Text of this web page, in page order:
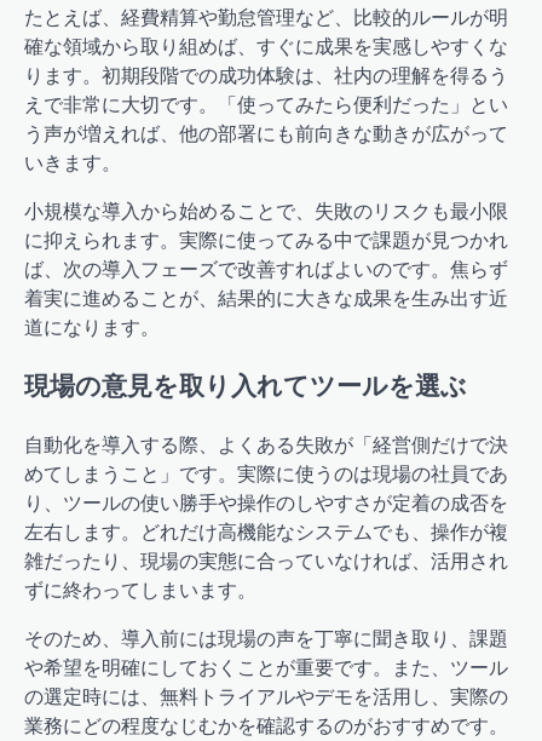
たとえば、経費精算や勤怠管理など、比較的ルールが明
確な領域から取り組めば、すぐに成果を実感しやすくな
ります。初期段階での成功体験は、社内の理解を得るう
えで非常に大切です。「使ってみたら便利だった」とい
う声が増えれば、他の部署にも前向きな動きが広がって
いきます。
小規模な導入から始めることで、失敗のリスクも最小限
に抑えられます。実際に使ってみる中で課題が見つかれ
ば、次の導入フェーズで改善すればよいのです。焦らず
着実に進めることが、結果的に大きな成果を生み出す近
道になります。
現場の意見を取り入れてツールを選ぶ
自動化を導入する際、よくある失敗が「経営側だけで決
めてしまうこと」です。実際に使うのは現場の社員であ
り、ツールの使い勝手や操作のしやすさが定着の成否を
左右します。どれだけ高機能なシステムでも、操作が複
雑だったり、現場の実態に合っていなければ、活用され
ずに終わってしまいます。
そのため、導入前には現場の声を丁寧に聞き取り、課題
や希望を明確にしておくことが重要です。また、ツール
の選定時には、無料トライアルやデモを活用し、実際の
業務にどの程度なじむかを確認するのがおすすめです。